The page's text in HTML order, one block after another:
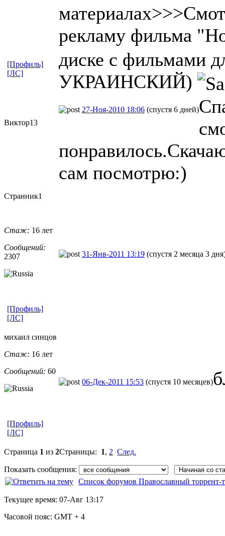
рекламу фильма
диске с фильмами
УКРАИНСКИЙ)
[Профиль]
[ЛС]
Виктор13
27-Ноя-2010 18:06 (спустя 6 дней)
сам посмотрю:)
Странник1
Стаж: 16 лет
Сообщений:
2307
31-Янв-2011 13:19 (спустя 2 месяца 3
[Профиль]
[ЛС]
михаил синцов
Стаж: 16 лет
Сообщений: 60
06-Дек-2011 15:53 (спустя 10 месяцев)
[Профиль]
[ЛС]
Страница 1 из 2Страницы: 1, 2 След.
Показать сообщения:
Список форумов Православный торрент-
Текущее время: 07-Авг 13:17
Часовой пояс: GMT + 4